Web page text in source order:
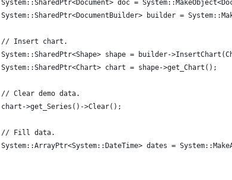
System::SharedPtr<Document> doc =
System::SharedPtr<DocumentBuilder> builder =
// Insert chart.
System::SharedPtr<Shape> shape = builder-
System::SharedPtr<Chart> chart = shape->get_Chart();
// Clear demo data.
chart->get_Series()->Clear();
// Fill data.
System::ArrayPtr<System::DateTime> dates =